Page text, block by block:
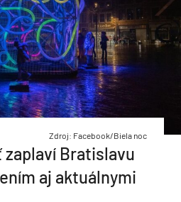
Zdroj: Facebook/Biela noc
zaplaví Bratislavu
aj aktuálnymi